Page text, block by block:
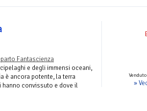
»
Fantascienza
e degli immensi oceani,
è ancora potente, la terra
hanno convissuto e dove il